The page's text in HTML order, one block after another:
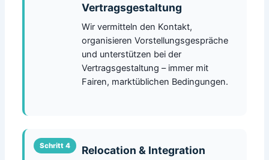
Vertragsgestaltung
Wir vermitteln den Kontakt,
organisieren Vorstellungsgespräche
und unterstützen bei der
Vertragsgestaltung – immer mit
Fairen, marktüblichen Bedingungen.
Relocation & Integration